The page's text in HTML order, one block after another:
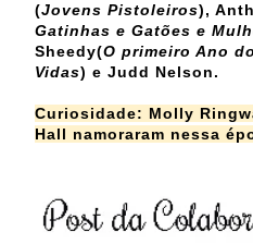
(Jovens Pistoleiros),
Gatinhas e Gatões e
Sheedy(O primeiro Ano
Vidas) e Judd Nelson.
Curiosidade: Molly
Hall namoraram nessa